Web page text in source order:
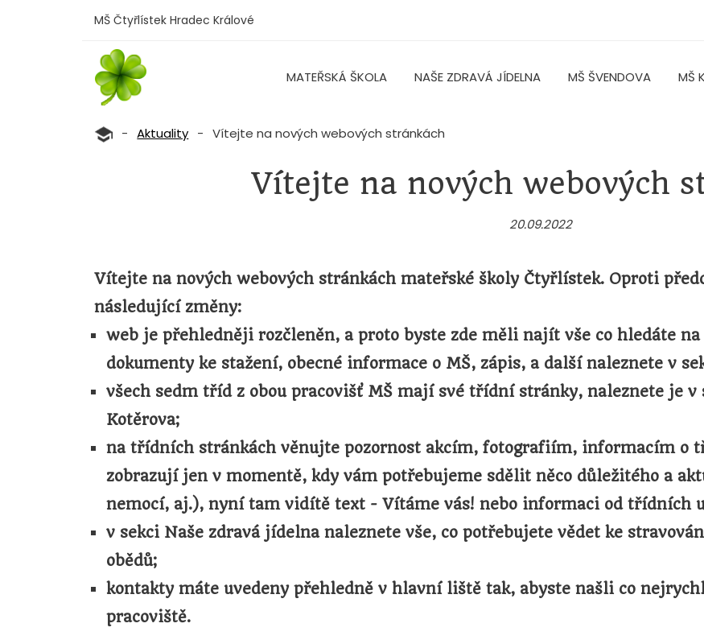
MŠ Čtyřlístek Hradec Králové
MATEŘSKÁ ŠKOLA NAŠE ZDRAVÁ JÍDELNA MŠ ŠVENDOVA MŠ
- Aktuality - Vítejte na nových webových stránkách
Vítejte na nových webových
20.09.2022
Vítejte na nových webových stránkách mateřské školy Čtyřlístek. Oproti
následující změny:
web je přehledněji rozčleněn, a proto byste zde měli najít vše co hledáte
dokumenty ke stažení, obecné informace o MŠ, zápis, a další naleznete v
všech sedm tříd z obou pracovišť MŠ mají své třídní stránky, naleznete je v
Kotěrova;
na třídních stránkách věnujte pozornost akcím, fotografiím, informacím o
zobrazují jen v momentě, kdy vám potřebujeme sdělit něco důležitého a
nemocí, aj.), nyní tam vidítě text - Vítáme vás! nebo informaci od třídních
v sekci Naše zdravá jídelna naleznete vše, co potřebujete vědet ke
obědů;
kontakty máte uvedeny přehledně v hlavní liště tak, abyste našli co
pracoviště.